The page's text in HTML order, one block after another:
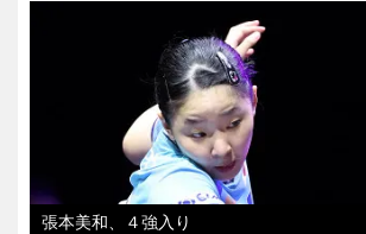
張本美和、４強入り